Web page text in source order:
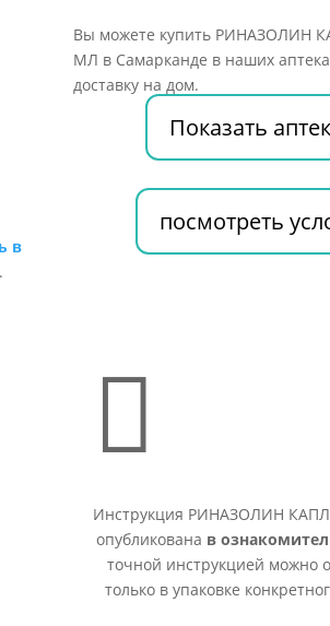
Вы можете купить РИНАЗОЛИН
МЛ в Самарканде в наших
доставку на дом.
Показать
в
посмотреть

Инструкция РИНАЗОЛИН
опубликована в
точной инструкцией можно
только в упаковке